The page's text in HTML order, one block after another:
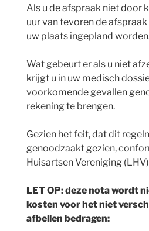
Als u de afspraak niet door
uur van tevoren de
uw plaats ingepland
Wat gebeurt er als u niet
krijgt u in uw medisch
voorkomende gevallen
rekening te brengen.
Gezien het feit, dat dit
genoodzaakt gezien,
Huisartsen Vereniging
LET OP: deze nota wordt
kosten voor het niet
afbellen bedragen: